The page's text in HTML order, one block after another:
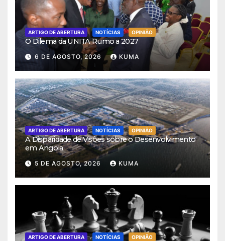
ARTIGO DE ABERTURA NOTÍCIAS OPINIÃO
O Dilema da UNITA Rumo a 2027
6 DE AGOSTO, 2026 KUMA
ARTIGO DE ABERTURA NOTÍCIAS OPINIÃO
A Disparidade de Visões sobre o Desenvolvimento
em Angola
5 DE AGOSTO, 2026 KUMA
ARTIGO DE ABERTURA NOTÍCIAS OPINIÃO